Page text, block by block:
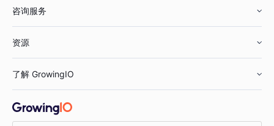
鞋服行业
汽车行业
金融行业
智能运营
获客分析
咨询服务
资源
增长公开课
了解 GrowingIO
关于 GrowingIO